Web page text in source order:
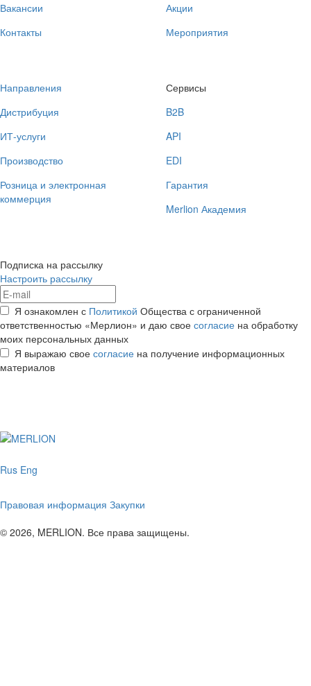
Вакансии
Контакты
Акции
Мероприятия
Направления
Дистрибуция
ИТ-услуги
Производство
Розница и электронная
коммерция
Сервисы
B2B
API
EDI
Гарантия
Merlion Академия
Подписка на рассылку
Настроить рассылку
Я ознакомлен с Политикой Общества с ограниченной
ответственностью «Мерлион» и даю свое согласие на обработку
моих персональных данных
Я выражаю свое согласие на получение информационных
материалов
Rus Eng
Правовая информация Закупки
© 2026, MERLION. Все права защищены.